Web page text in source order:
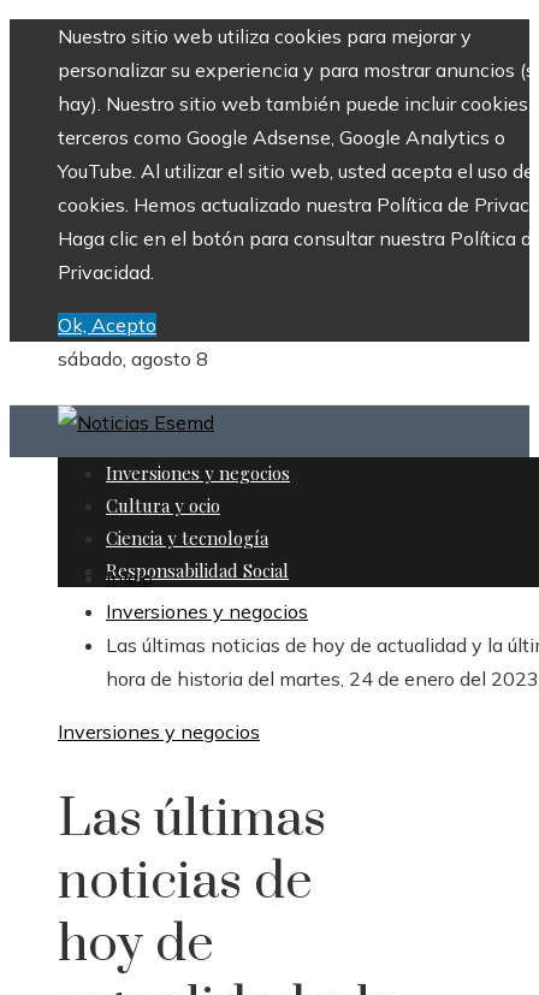
Nuestro sitio web utiliza cookies para mejorar y
personalizar su experiencia y para mostrar anuncios
hay). Nuestro sitio web también puede incluir cookies
terceros como Google Adsense, Google Analytics o
YouTube. Al utilizar el sitio web, usted acepta el uso de
cookies. Hemos actualizado nuestra Política de
Haga clic en el botón para consultar nuestra Política
Privacidad.
Ok, Acepto
sábado, agosto 8
Inversiones y negocios
Cultura y ocio
Ciencia y tecnología
Responsabilidad Social
Inicio
Inversiones y negocios
Las últimas noticias de hoy de actualidad y la
hora de historia del martes, 24 de enero del 2023
Inversiones y negocios
Las últimas
noticias de
hoy de